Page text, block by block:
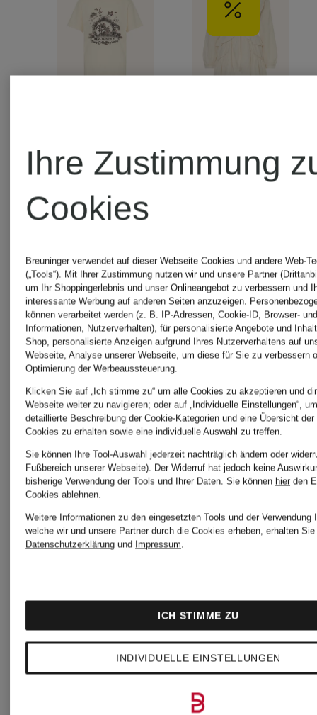
Zertifiziert
MARANT
T-Shirt
ZEWEL
CHF 150
MARANT
Kleid
DAMYA
mit
Leinen
und
Spitze
CHF
CHF 525
Ihre Zustimmung
Cookies
Breuninger verwendet auf dieser Webseite Cookies und andere Web-
(„Tools“). Mit Ihrer Zustimmung nutzen wir und unsere Partner
um Ihr Shoppingerlebnis und unser Onlineangebot zu verbessern und
interessante Werbung auf anderen Seiten anzuzeigen.
können verarbeitet werden (z. B. IP-Adressen, Cookie-ID, Browser-
Informationen, Nutzerverhalten), für personalisierte Angebote und
Shop, personalisierte Anzeigen aufgrund Ihres Nutzerverhaltens auf
Webseite, Analyse unserer Webseite, um diese für Sie zu verbessern
Optimierung der Werbeaussteuerung.
Klicken Sie auf „Ich stimme zu“ um alle Cookies zu akzeptieren und
Webseite weiter zu navigieren; oder auf „Individuelle Einstellungen“,
detaillierte Beschreibung der Cookie-Kategorien und eine Übersicht
Cookies zu erhalten sowie eine individuelle Auswahl zu treffen.
Sie können Ihre Tool-Auswahl jederzeit nachträglich ändern oder
Fußbereich unserer Webseite). Der Widerruf hat jedoch keine
bisherige Verwendung der Tools und Ihrer Daten. Sie können hier den
Cookies ablehnen.
Weitere Informationen zu den eingesetzten Tools und der Verwendung
welche wir und unsere Partner durch die Cookies erheben, erhalten
Datenschutzerklärung und Impressum.
INDIVIDUELLE EINSTELLUNGEN
ICH STIMME ZU